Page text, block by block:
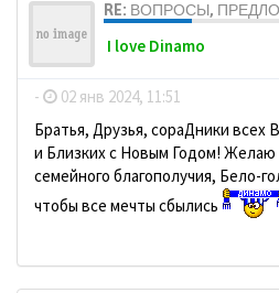
RE: ВОПРОСЫ,
I love Dinamo
- 02 янв 2024, 11:51
Братья, Друзья, сораДники всех
и Близких с Новым Годом! Желаю
семейного благополучия, Бело-
чтобы все мечты сбылись